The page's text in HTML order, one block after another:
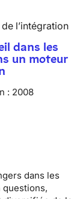
l’intégration
dans les
un moteur
: 2008
dans les
questions,